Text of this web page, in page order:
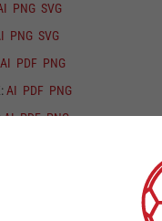
PNG SVG
PNG SVG
AI PDF PNG
AI PDF PNG
AI PDF PNG